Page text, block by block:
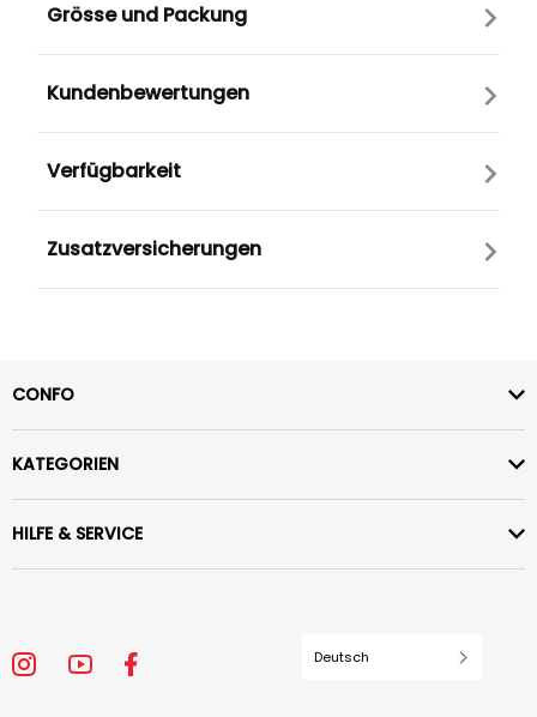
Grösse und Packung
Kundenbewertungen
Verfügbarkeit
Zusatzversicherungen
CONFO
KATEGORIEN
HILFE & SERVICE
Deutsch